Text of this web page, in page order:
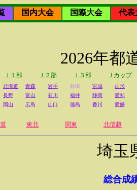
国内大会 国際大会
代表
2026年都
Ｊ１部 Ｊ２部 Ｊ３部 Ｊカップ
北海道 青森 岩手 秋田 宮城
山形
長野 富山 石川 福井 静岡
愛知
岡山 広島 山口 徳島 香川 愛媛
東北 関東 北信越
埼玉
総合成